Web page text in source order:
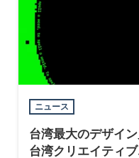
ニュース
台湾最大のデザイ
台湾クリエイティ